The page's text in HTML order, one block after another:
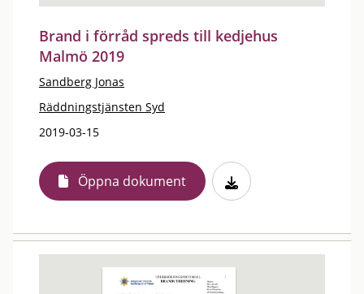
Brand i förråd spreds till kedjehus
Malmö 2019
Sandberg Jonas
Räddningstjänsten Syd
2019-03-15
Öppna dokument